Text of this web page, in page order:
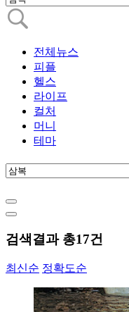
전체뉴스
피플
헬스
라이프
컬처
머니
테마
검색결과 총17건
최신순 정확도순